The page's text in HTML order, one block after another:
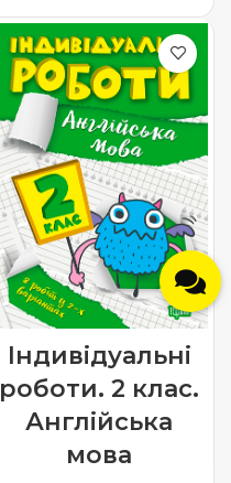
Індивідуальні
роботи. 2 клас.
Англійська
мова